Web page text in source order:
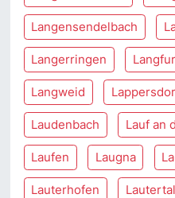
Langensendelbach
Langerringen
Langweid
Laudenbach Lauf an
Laufen Laugna
Lauterhofen Lautertal